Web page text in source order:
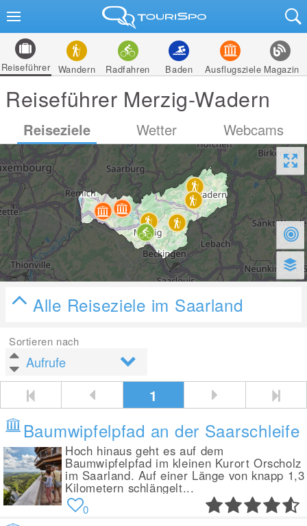
Reiseführer Wandern Radfahren Baden Ausflugsziele Magazin
Reiseführer Merzig-Wadern
Reiseziele Wetter Webcams
Alle Reiseziele im Saarland
Sortieren nach
1
Baumwipfelpfad an der Saarschleife
Hoch hinaus geht es auf dem
Baumwipfelpfad im kleinen Kurort Orscholz
im Saarland. Auf einer Länge von knapp 1,3
Kilometern schlängelt...
0